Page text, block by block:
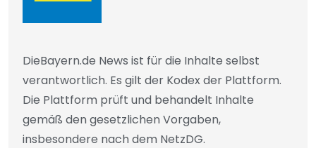
DieBayern.de News ist für die Inhalte selbst
verantwortlich. Es gilt der Kodex der Plattform.
Die Plattform prüft und behandelt Inhalte
gemäß den gesetzlichen Vorgaben,
insbesondere nach dem NetzDG.